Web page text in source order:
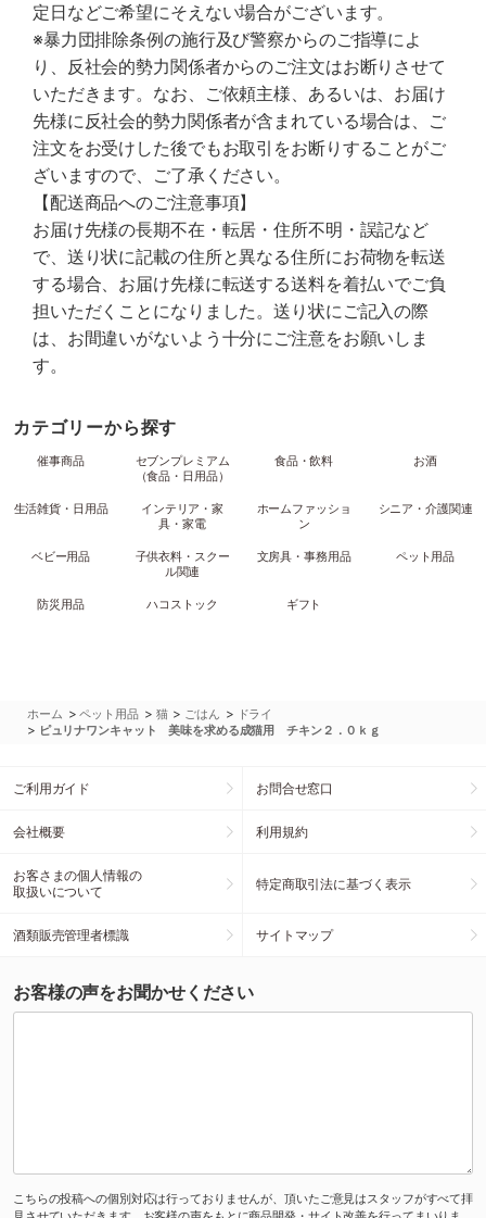
定日などご希望にそえない場合がございます。
※暴力団排除条例の施行及び警察からのご指導によ
り、反社会的勢力関係者からのご注文はお断りさせて
いただきます。なお、ご依頼主様、あるいは、お届け
先様に反社会的勢力関係者が含まれている場合は、ご
注文をお受けした後でもお取引をお断りすることがご
ざいますので、ご了承ください。
【配送商品へのご注意事項】
お届け先様の長期不在・転居・住所不明・誤記など
で、送り状に記載の住所と異なる住所にお荷物を転送
する場合、お届け先様に転送する送料を着払いでご負
担いただくことになりました。送り状にご記入の際
は、お間違いがないよう十分にご注意をお願いしま
す。
カテゴリーから探す
催事商品
セブンプレミアム
（食品・日用品）
食品・飲料 お酒
生活雑貨・日用品
インテリア・家
具・家電
ホームファッショ
ン
シニア・介護関連
ベビー用品
子供衣料・スクー
ル関連
文房具・事務用品 ペット用品
防災用品 ハコストック ギフト
ホーム >ペット用品 > 猫 > ごはん > ドライ
> ピュリナワンキャット 美味を求める成猫用 チキン２．０ｋｇ
ご利用ガイド お問合せ窓口
会社概要 利用規約
お客さまの個人情報の
取扱いについて
特定商取引法に基づく表示
酒類販売管理者標識 サイトマップ
お客様の声をお聞かせください
こちらの投稿への個別対応は行っておりませんが、頂いたご意見はスタッフがすべて拝